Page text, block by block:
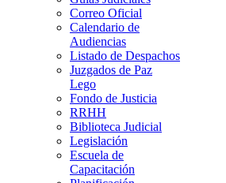
Correo Oficial
Calendario de
Audiencias
Listado de Despachos
Juzgados de Paz
Lego
Fondo de Justicia
RRHH
Biblioteca Judicial
Legislación
Escuela de
Capacitación